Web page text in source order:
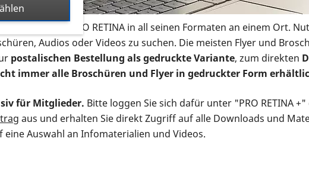
der PRO RETINA in all seinen Formaten an einem Ort.
Audios oder Videos zu suchen. Die meisten Flyer und
postalischen Bestellung als gedruckte Variante, zum direkten
immer alle Broschüren und Flyer in gedruckter Form
für Mitglieder. Bitte loggen Sie sich dafür unter "PRO RETINA
aus und erhalten Sie direkt Zugriff auf alle Downloads und
eine Auswahl an Infomaterialien und Videos.